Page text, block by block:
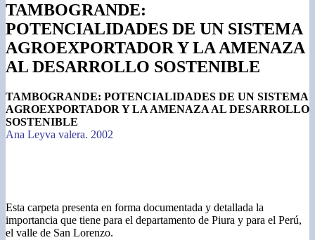
TAMBOGRANDE:
POTENCIALIDADES DE UN SISTEMA
AGROEXPORTADOR Y LA AMENAZA
AL DESARROLLO SOSTENIBLE
TAMBOGRANDE: POTENCIALIDADES DE UN SISTEMA
AGROEXPORTADOR Y LA AMENAZA AL DESARROLLO
SOSTENIBLE
Ana Leyva valera. 2002
Esta carpeta presenta en forma documentada y detallada la
importancia que tiene para el departamento de Piura y para el Perú,
el valle de San Lorenzo.